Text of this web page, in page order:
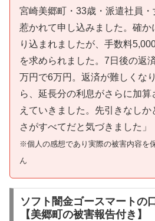
宮崎美郷町・33歳・派遣社員
惹かれて申し込みました。確か
り込まれましたが、手数料
を求められました。7日後の返
万円で6万円。返済が難しくな
ら、延長分の利息がさらに加
えていきました。先引きなし
さがすべてだと気づきました」
※個人の感想であり実際の被害内容を
ん
ソフト闇金ゴースマートの
【美郷町の被害報告付き】